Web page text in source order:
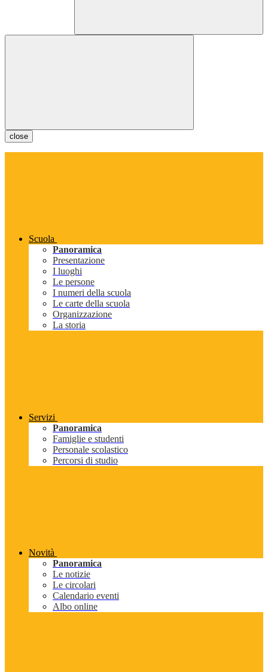
close
Scuola
Panoramica
Presentazione
I luoghi
Le persone
I numeri della scuola
Le carte della scuola
Organizzazione
La storia
Servizi
Panoramica
Famiglie e studenti
Personale scolastico
Percorsi di studio
Novità
Panoramica
Le notizie
Le circolari
Calendario eventi
Albo online